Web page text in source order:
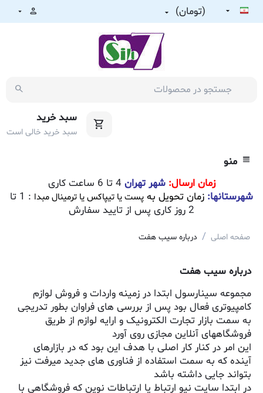
(تومان)
سبد خرید
سبد خرید خالی است
منو
زمان ارسال:شهر تهران 4 تا 6 ساعت کاری
شهرستانها: زمان تحویل به پست یا تیپاکس یا ترمینال مبدا
: 1 تا
2 روز کاری پس از تایید سفارش
صفحه اصلی / درباره سیب هفت
درباره سیب هفت
مجموعه سینارسول ابتدا در زمینه واردات و فروش لوازم
کامپیوتری فعال بود پس از بررسی های فراوان بطور تدریجی
به سمت بازار تجارت الکترونیک و ارایه لوازم از طریق
فروشگاههای آنلاین مجازی روی آورد
این امر در کنار کار اصلی با هدف این بود که در بازارهای
آینده که به سمت استفاده از فناوری های جدید میرفت نیز
بتواند جایی داشته باشد
در ابتدا سایت نیو ارتباط یا ارتباطات نوین که فروشگاهی با